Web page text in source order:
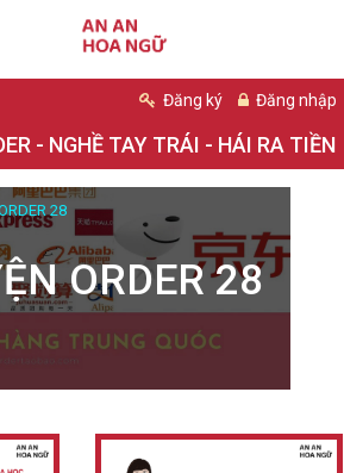
Đăng ký Đăng nhập
- NGHỀ TAY TRÁI - HÁI RA TIỀN
28
ORDER 28